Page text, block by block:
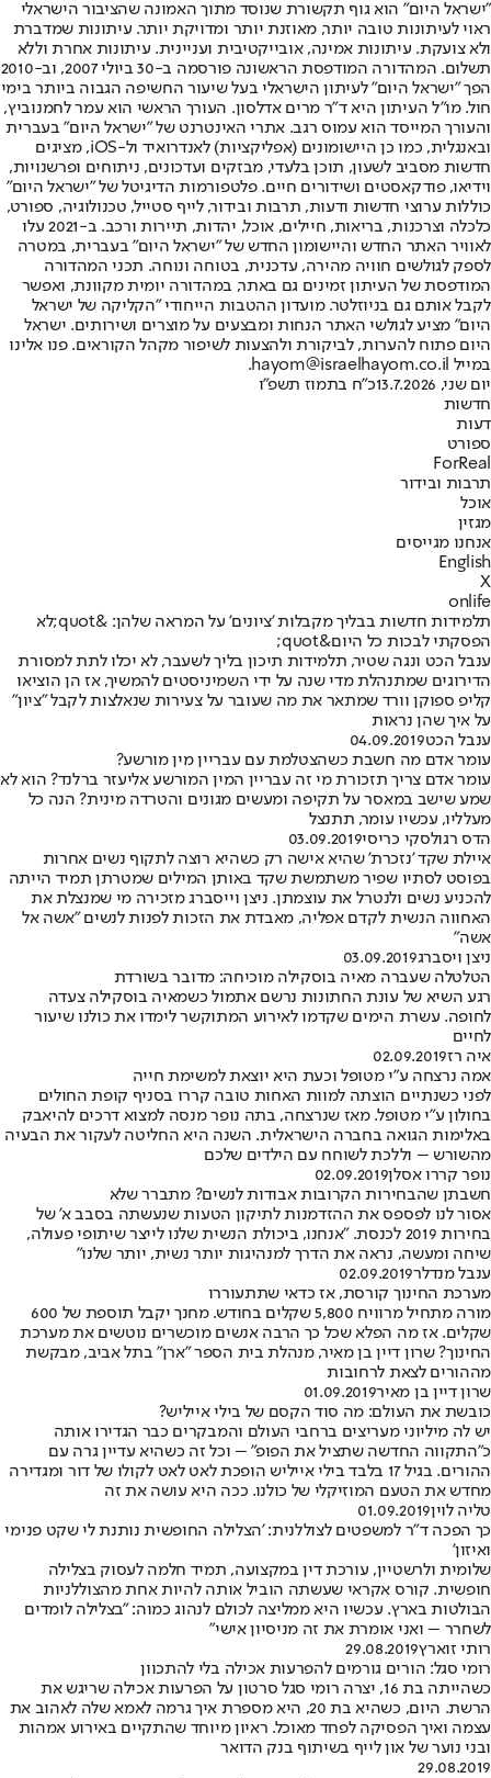
"ישראל היום" הוא גוף תקשורת שנוסד מתוך האמונה שהציבור הישראלי
ראוי לעיתונות טובה יותר, מאוזנת יותר ומדויקת יותר. עיתונות שמדברת
ולא צועקת. עיתונות אמינה, אובייקטיבית ועניינית. עיתונות אחרת וללא
תשלום. המהדורה המודפסת הראשונה פורסמה ב-30 ביולי 2007, וב-2010
הפך "ישראל היום" לעיתון הישראלי בעל שיעור החשיפה הגבוה ביותר בימי
חול. מו"ל העיתון היא ד"ר מרים אדלסון. העורך הראשי הוא עמר לחמנוביץ,
והעורך המייסד הוא עמוס רגב. אתרי האינטרנט של "ישראל היום" בעברית
ובאנגלית, כמו כן היישומונים (אפליקציות) לאנדרואיד ול-iOS, מציגים
חדשות מסביב לשעון, תוכן בלעדי, מבזקים ועדכונים, ניתוחים ופרשנויות,
וידיאו, פודקאסטים ושידורים חיים. פלטפורמות הדיגיטל של "ישראל היום"
כוללות ערוצי חדשות ודעות, תרבות ובידור, לייף סטייל, טכנולוגיה, ספורט,
כלכלה וצרכנות, בריאות, חיילים, אוכל, יהדות, תיירות ורכב. ב-2021 עלו
לאוויר האתר החדש והיישומון החדש של "ישראל היום" בעברית, במטרה
לספק לגולשים חוויה מהירה, עדכנית, בטוחה ונוחה. תכני המהדורה
המודפסת של העיתון זמינים גם באתר, במהדורה יומית מקוונת, ואפשר
לקבל אותם גם בניוזלטר. מועדון ההטבות הייחודי "הקליקה של ישראל
היום" מציע לגולשי האתר הנחות ומבצעים על מוצרים ושירותים. ישראל
היום פתוח להערות, לביקורת ולהצעות לשיפור מקהל הקוראים. פנו אלינו
במייל hayom@israelhayom.co.il.
יום שני, 13.7.2026
כ"ח בתמוז תשפ"ו
חדשות
דעות
ספורט
ForReal
תרבות ובידור
אוכל
מגזין
אנחנו מגייסים
English
X
onlife
תלמידות חדשות בבליך מקבלות 'ציונים' על המראה שלהן: &quot;לא
הפסקתי לבכות כל היום&quot;
ענבל הכט ונגה שטיר, תלמידות תיכון בליך לשעבר, לא יכלו לתת למסורת
הדירוגים שמתנהלת מדי שנה על ידי השמיניסטים להמשיך, אז הן הוציאו
קליפ ספוקן וורד שמתאר את מה שעובר על צעירות שנאלצות לקבל "ציון"
על איך שהן נראות
ענבל הכט04.09.2019
עומר אדם מה חשבת כשהצטלמת עם עבריין מין מורשע?
עומר אדם צריך תזכורת מי זה עבריין המין המורשע אליעזר ברלנד? הוא לא
שמע שישב במאסר על תקיפה ומעשים מגונים והטרדה מינית? הנה כל
מעלליו, עכשיו עומר, תתנצל
הדס רגולסקי כריסי03.09.2019
איילת שקד 'נזכרת' שהיא אישה רק כשהיא רוצה לתקוף נשים אחרות
בפוסט לסתיו שפיר משתמשת שקד באותן המילים שמטרתן תמיד הייתה
להכניע נשים ולנטרל את עוצמתן. ניצן וייסברג מזכירה מי שמנצלת את
האחווה הנשית לקדם אפליה, מאבדת את הזכות לפנות לנשים ״אשה אל
אשה״
ניצן ויסברג03.09.2019
הטלטלה שעברה מאיה בוסקילה מוכיחה: מדובר בשורדת
רגע השיא של עונת החתונות נרשם אתמול כשמאיה בוסקילה צעדה
לחופה. עשרת הימים שקדמו לאירוע המתוקשר לימדו את כולנו שיעור
לחיים
איה רז02.09.2019
אמה נרצחה ע"י מטופל וכעת היא יוצאת למשימת חייה
לפני כשנתיים הוצתה למוות האחות טובה קררו בסניף קופת החולים
בחולון ע"י מטופל. מאז שנרצחה, בתה נופר מנסה למצוא דרכים להיאבק
באלימות הגואה בחברה הישראלית. השנה היא החליטה לעקור את הבעיה
מהשורש – וללכת לשוחח עם הילדים שלכם
נופר קררו אסלן02.09.2019
חשבתן שהבחירות הקרובות אבודות לנשים? מתברר שלא
אסור לנו לפספס את ההזדמנות לתיקון הטעות שנעשתה בסבב א' של
בחירות 2019 לכנסת. "אנחנו, ביכולת הנשית שלנו לייצר שיתופי פעולה,
שיחה ומעשה, נראה את הדרך למנהיגות יותר נשית, יותר שלנו"
ענבל מנדלר02.09.2019
מערכת החינוך קורסת, אז כדאי שתתעוררו
מורה מתחיל מרוויח 5,800 שקלים בחודש. מחנך יקבל תוספת של 600
שקלים. אז מה הפלא שכל כך הרבה אנשים מוכשרים נוטשים את מערכת
החינוך? שרון דיין בן מאיר, מנהלת בית הספר "ארן" בתל אביב, מבקשת
מההורים לצאת לרחובות
שרון דיין בן מאיר01.09.2019
כובשת את העולם: מה סוד הקסם של בילי אייליש?
יש לה מיליוני מעריצים ברחבי העולם והמבקרים כבר הגדירו אותה
כ"התקווה החדשה שתציל את הפופ" – וכל זה כשהיא עדיין גרה עם
ההורים. בגיל 17 בלבד בילי אייליש הופכת לאט לאט לקולו של דור ומגדירה
מחדש את הטעם המוזיקלי של כולנו. ככה היא עושה את זה
טליה לוין01.09.2019
כך הפכה ד"ר למשפטים לצוללנית: 'הצלילה החופשית נותנת לי שקט פנימי
ואיזון'
שלומית ולרשטיין, עורכת דין במקצועה, תמיד חלמה לעסוק בצלילה
חופשית. קורס אקראי שעשתה הוביל אותה להיות אחת מהצוללניות
הבולטות בארץ. עכשיו היא ממליצה לכולם לנהוג כמוה: "בצלילה לומדים
לשחרר – ואני אומרת את זה מניסיון אישי"
רותי זוארץ29.08.2019
רומי סגל: הורים גורמים להפרעות אכילה בלי להתכוון
כשהייתה בת 16, יצרה רומי סגל סרטון על הפרעות אכילה שריגש את
הרשת. היום, כשהיא בת 20, היא מספרת איך גרמה לאמא שלה לאהוב את
עצמה ואיך הפסיקה לפחד מאוכל. ראיון מיוחד שהתקיים באירוע אמהות
ובני נוער של און לייף בשיתוף בנק הדואר
29.08.2019